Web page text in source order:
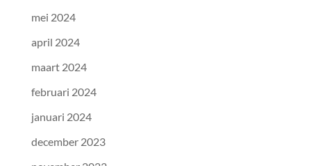
mei 2024
april 2024
maart 2024
februari 2024
januari 2024
december 2023